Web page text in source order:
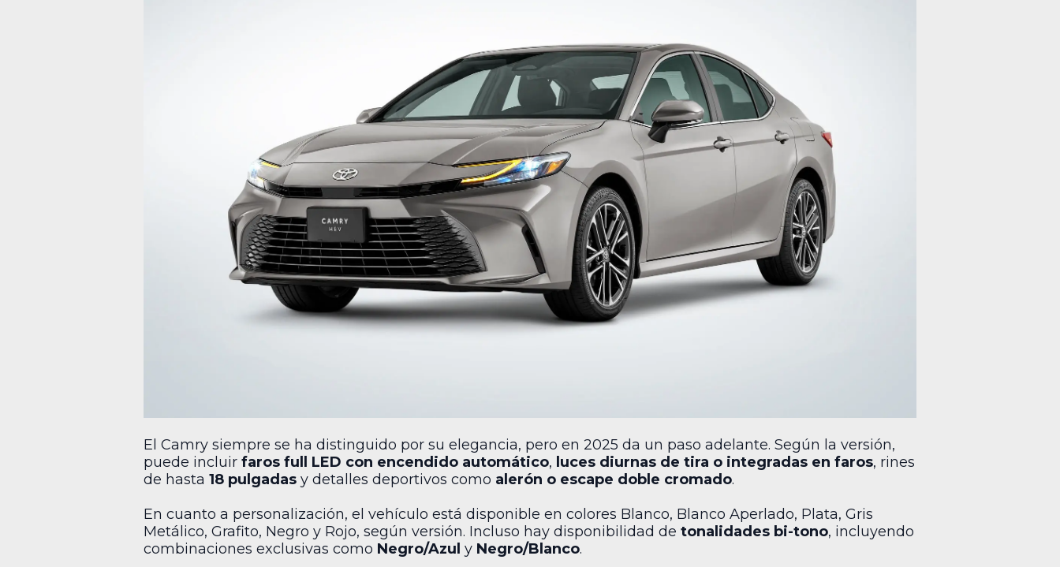
El Camry siempre se ha distinguido por su elegancia, pero en 2025 da un paso adelante. Según la versión,
puede incluir faros full LED con encendido automático, luces diurnas de tira o integradas en faros, rines
de hasta 18 pulgadas y detalles deportivos como alerón o escape doble cromado.
En cuanto a personalización, el vehículo está disponible en colores Blanco, Blanco Aperlado, Plata, Gris
Metálico, Grafito, Negro y Rojo, según versión. Incluso hay disponibilidad de tonalidades bi-tono, incluyendo
combinaciones exclusivas como Negro/Azul y Negro/Blanco.